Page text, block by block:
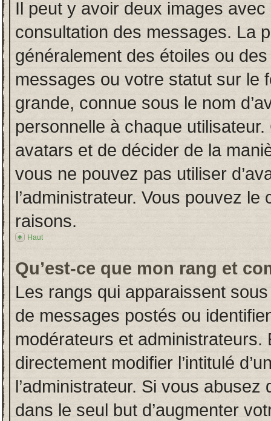
Il peut y avoir deux images
consultation des messages. La
généralement des étoiles ou
messages ou votre statut sur le
grande, connue sous le nom
personnelle à chaque utilisateur.
avatars et de décider de la
vous ne pouvez pas utiliser
l’administrateur. Vous pouvez
raisons.
Haut
Qu’est-ce que mon rang et
Les rangs qui apparaissent
de messages postés ou
modérateurs et
directement modifier l’intitulé
l’administrateur. Si vous
dans le seul but d’augmenter